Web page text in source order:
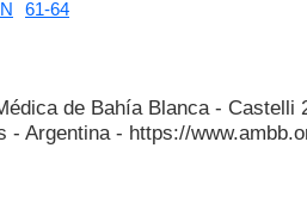
61-64
de Bahía Blanca - Castelli
- Argentina - https://